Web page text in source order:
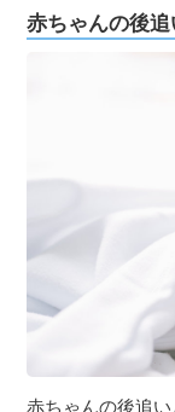
赤ちゃんの後
赤ちゃんの後追